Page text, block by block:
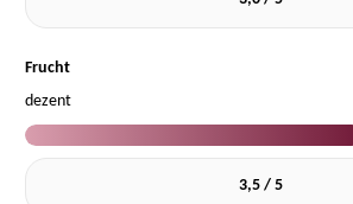
Frucht
dezent
3,5 / 5